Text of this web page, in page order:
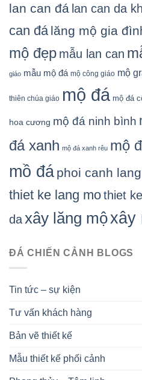
lan can đá lan can da
can đá lăng mộ gia
mộ đẹp mẫu lan can
giáo mẫu mộ đá mộ công giáo mộ
thiên chúa giáo mộ đá mộ đá
hoa cương mộ đá ninh bình
đá xanh mộ đá xanh rêu mộ
mồ đá phoi canh
thiet ke lang mothiet
daxây lăng mộxây
ĐÁ CHIẾN CẢNH BLOGS
Tin tức – sự kiện
Tư vấn khách hàng
Bản vẽ thiết kế
Mẫu thiết kế phối cảnh